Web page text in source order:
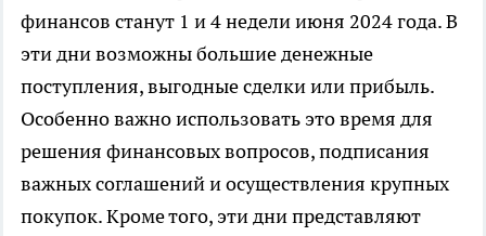
финансов станут 1 и 4 недели июня 2024 года. В
эти дни возможны большие денежные
поступления, выгодные сделки или прибыль.
Особенно важно использовать это время для
решения финансовых вопросов, подписания
важных соглашений и осуществления крупных
покупок. Кроме того, эти дни представляют